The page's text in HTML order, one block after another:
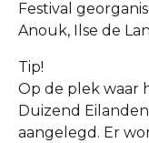
Festival
Anouk, Ilse de
Tip!
Op de plek waar
Duizend
aangelegd. Er